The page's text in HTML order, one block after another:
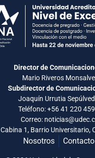
Director de
Mario Riveros Monsalve
Subdirector de
Joaquín Urrutia
Teléfono:+56 41 220
Correo: noticias@udec.cl
1, Barrio Universitario,
Nosotros Contacto